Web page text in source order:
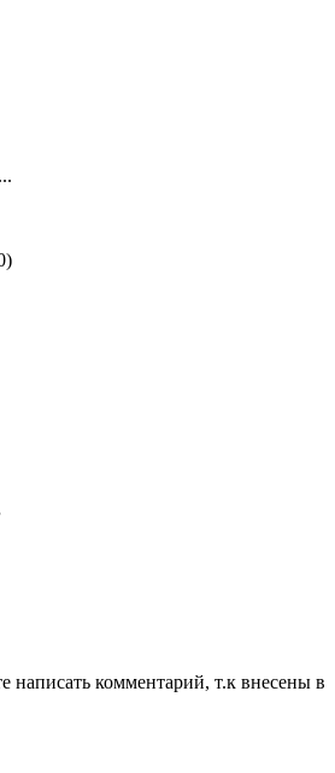
комментарий, т.к внесены в